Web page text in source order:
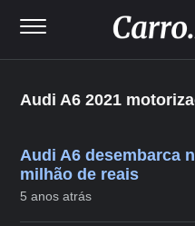
Audi A6 2021
Audi A6 desembarca
milhão de reais
5 anos atrás